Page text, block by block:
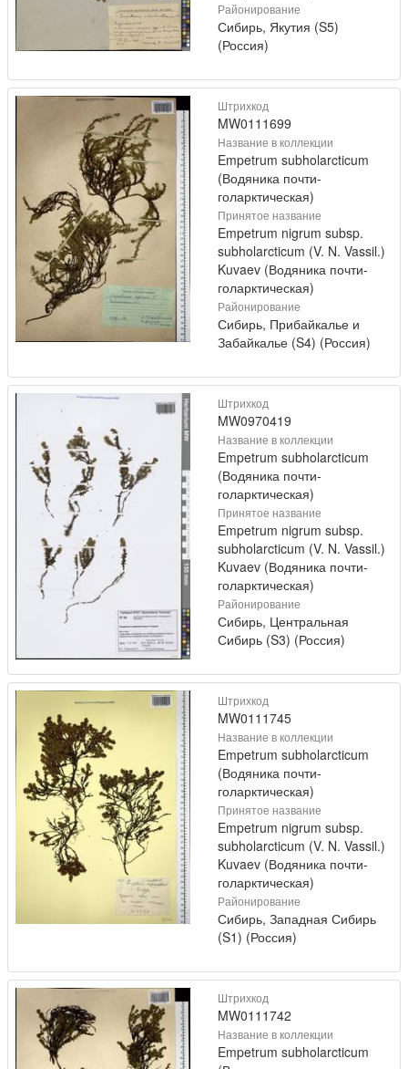
Районирование
Сибирь, Якутия (S5)
(Россия)
Штрихкод
MW0111699
Название в коллекции
Empetrum subholarcticum
(Водяника почти-
голарктическая)
Принятое название
Empetrum nigrum subsp.
subholarcticum (V. N. Vassil.)
Kuvaev (Водяника почти-
голарктическая)
Районирование
Сибирь, Прибайкалье и
Забайкалье (S4) (Россия)
Штрихкод
MW0970419
Название в коллекции
Empetrum subholarcticum
(Водяника почти-
голарктическая)
Принятое название
Empetrum nigrum subsp.
subholarcticum (V. N. Vassil.)
Kuvaev (Водяника почти-
голарктическая)
Районирование
Сибирь, Центральная
Сибирь (S3) (Россия)
Штрихкод
MW0111745
Название в коллекции
Empetrum subholarcticum
(Водяника почти-
голарктическая)
Принятое название
Empetrum nigrum subsp.
subholarcticum (V. N. Vassil.)
Kuvaev (Водяника почти-
голарктическая)
Районирование
Сибирь, Западная Сибирь
(S1) (Россия)
Штрихкод
MW0111742
Название в коллекции
Empetrum subholarcticum